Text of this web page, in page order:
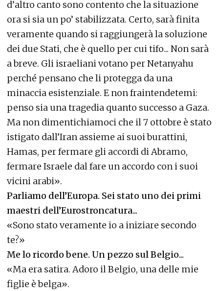
d’altro canto sono contento che la situazione
ora si sia un po’ stabilizzata. Certo, sarà finita
veramente quando si raggiungerà la soluzione
dei due Stati, che è quello per cui tifo... Non sarà
a breve. Gli israeliani votano per Netanyahu
perché pensano che li protegga da una
minaccia esistenziale. E non fraintendetemi:
penso sia una tragedia quanto successo a Gaza.
Ma non dimentichiamoci che il 7 ottobre è stato
istigato dall’Iran assieme ai suoi burattini,
Hamas, per fermare gli accordi di Abramo,
fermare Israele dal fare un accordo con i suoi
vicini arabi».
Parliamo dell’Europa. Sei stato uno dei primi
maestri dell’Eurostroncatura...
«Sono stato veramente io a iniziare secondo
te?»
Me lo ricordo bene. Un pezzo sul Belgio...
«Ma era satira. Adoro il Belgio, una delle mie
figlie è belga».